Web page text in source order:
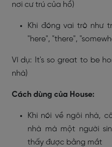
nơi cư trú của hổ)
Khi đóng vai trò như
"here", "there",
Ví dụ: It's so great to be
nhà)
Cách dùng của House:
Khi nói về ngôi nhà,
nhà mà một người
thấy được bằng mắt